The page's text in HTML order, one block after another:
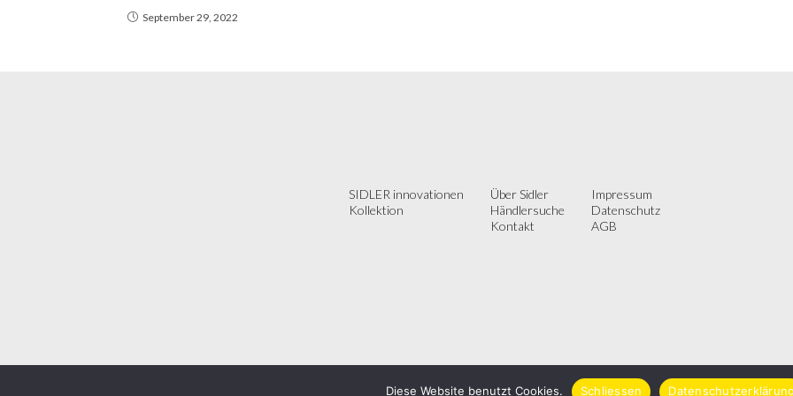
September 29, 2022
SIDLER innovationen
Kollektion
Über Sidler
Händlersuche
Kontakt
Impressum
Datenschutz
AGB
Diese Website benutzt Cookies. Schliessen